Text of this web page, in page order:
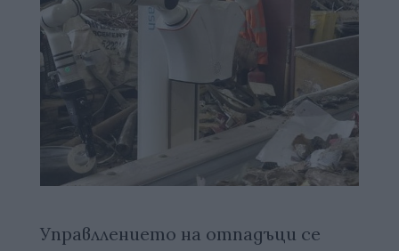
Управллението на отпадъци се